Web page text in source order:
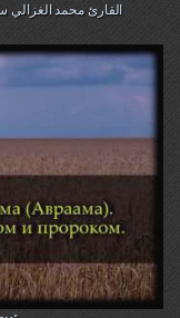
القارئ محمد الغزالي سورة